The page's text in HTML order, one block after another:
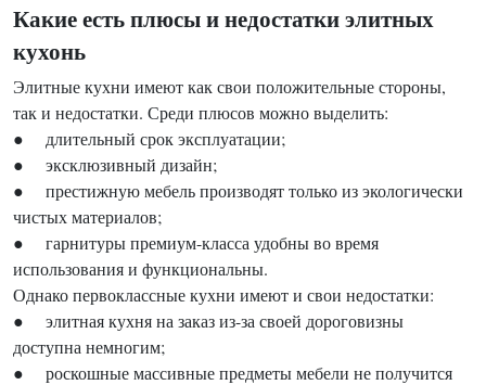
Какие есть плюсы и недостатки элитных
кухонь
Элитные кухни имеют как свои положительные стороны,
так и недостатки. Среди плюсов можно выделить:
● длительный срок эксплуатации;
● эксклюзивный дизайн;
● престижную мебель производят только из экологически
чистых материалов;
● гарнитуры премиум-класса удобны во время
использования и функциональны.
Однако первоклассные кухни имеют и свои недостатки:
● элитная кухня на заказ из-за своей дороговизны
доступна немногим;
● роскошные массивные предметы мебели не получится